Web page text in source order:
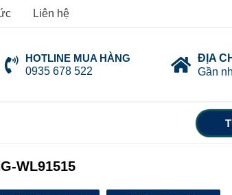
Liên hệ
HOTLINE MUA HÀNG
0935 678 522
ĐỊA
Gần
WL91515